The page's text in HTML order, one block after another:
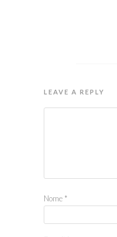
LEAVE A REPLY
Nome *